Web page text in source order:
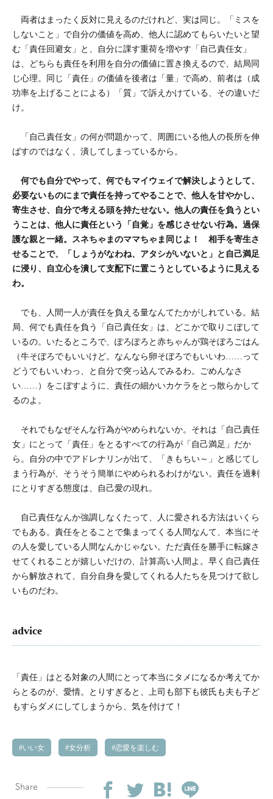
両者はまったく反対に見えるのだけれど、実は同じ。「ミスを
しないこと」で自分の価値を高め、他人に認めてもらいたいと望
む「責任回避女」と、自分に課す重荷を増やす「自己責任女」
は、どちらも責任を利用を自分の価値に置き換えるので、結局同
じ心理。同じ「責任」の価値を後者は「量」で高め、前者は（成
功率を上げることによる）「質」で訴えかけている、その違いだ
け。
「自己責任女」の何が問題かって、周囲にいる他人の長所を伸
ばすのではなく、潰してしまっているから。
何でも自分でやって、何でもマイウェイで解決しようとして、
必要ないものにまで責任を持ってやることで、他人を甘やかし、
寄生させ、自分で考える頭を持たせない。他人の責任を負うとい
うことは、他人に責任という「自覚」を感じさせない行為。過保
護な親と一緒。スネちゃまのママちゃま同じよ！ 相手を寄生さ
せることで、「しょうがなわね、アタシがいないと」と自己満足
に浸り、自立心を潰して支配下に置こうとしているように見える
わ。
でも、人間一人が責任を負える量なんてたかがしれている。結
局、何でも責任を負う「自己責任女」は、どこかで取りこぼして
いるの。いたるところで、ぽろぽろと赤ちゃんが鶏そぼろごはん
（牛そぼろでもいいけど。なんなら卵そぼろでもいいわ……って
どうでもいいわっ、と自分で突っ込んでみるわ。ごめんなさ
い……）をこぼすように、責任の細かいカケラをとっ散らかして
るのよ。
それでもなぜそんな行為がやめられないか。それは「自己責任
女」にとって「責任」をとるすべての行為が「自己満足」だか
ら。自分の中でアドレナリンが出て、「きもちい～」と感じてし
まう行為が、そうそう簡単にやめられるわけがない。責任を過剰
にとりすぎる態度は、自己愛の現れ。
自己責任なんか強調しなくたって、人に愛される方法はいくら
でもある。責任をとることで集まってくる人間なんて、本当にそ
の人を愛している人間なんかじゃない。ただ責任を勝手に転嫁さ
せてくれることが嬉しいだけの、計算高い人間よ。早く自己責任
から解放されて、自分自身を愛してくれる人たちを見つけて欲し
いものだわ。
advice
「責任」はとる対象の人間にとって本当にタメになるか考えてか
らとるのが、愛情。とりすぎると、上司も部下も彼氏も夫も子ど
もすらダメにしてしまうから、気を付けて！
いい女 女分析 恋愛を楽しむ
Share